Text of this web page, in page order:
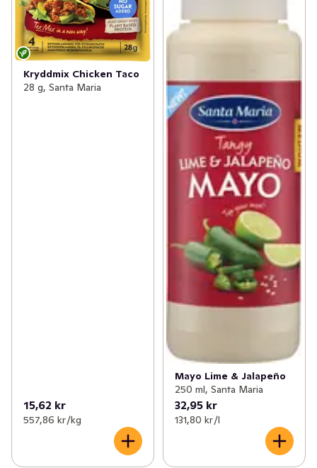
Kryddmix Chicken Taco
28 g, Santa Maria
15,62 kr
557,86 kr /kg
Mayo Lime & Jalapeño
250 ml, Santa Maria
32,95 kr
131,80 kr /l